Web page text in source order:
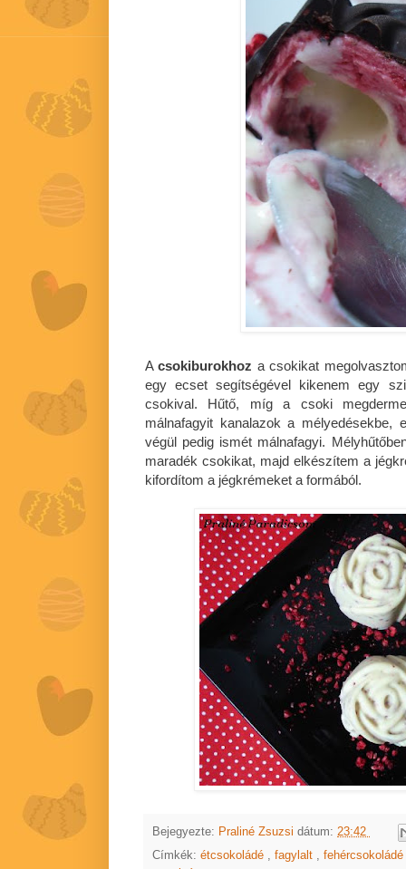
Acsokiburokhoz a csokikat
egy ecset segítségével kikenem egy
csokival. Hűtő, míg a csoki
málnafagyit kanalazok a mélyedésekbe,
végül pedig ismét málnafagyi.
maradék csokikat, majd elkészítem a
kifordítom a jégkrémeket a formából.
Bejegyezte: Praliné Zsuzsi dátum: 23:42
Címkék: étcsokoládé , fagylalt , fehércsokoládé